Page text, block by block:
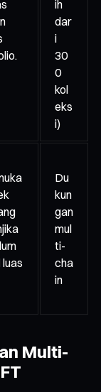
ih
dar
i
30
0
kol
eks
i)
luas
Du
kun
gan
mul
ti-
cha
in
Multi-